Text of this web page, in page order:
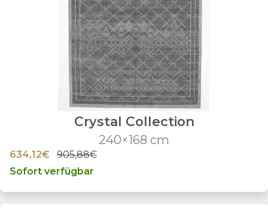
Crystal Collection
240×168 cm
634,12€
905,88€
Sofort verfügbar